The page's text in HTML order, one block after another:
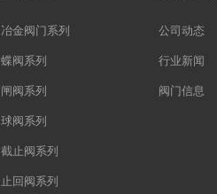
冶金阀门系列
蝶阀系列
闸阀系列
球阀系列
截止阀系列
止回阀系列
公司动态
行业新闻
阀门信息